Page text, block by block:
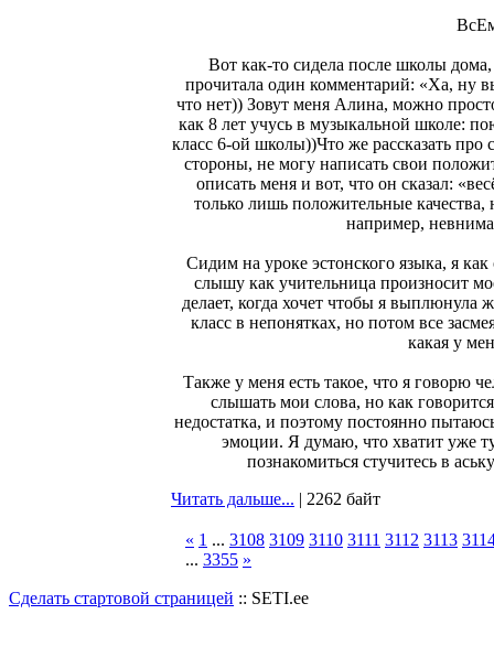
Вот как-то сидела после школы
прочитала один комментарий: «Ха, ну
что нет)) Зовут меня Алина, можно
как 8 лет учусь в музыкальной школе:
класс 6-ой школы))Что же рассказать про
стороны, не могу написать свои
описать меня и вот, что он сказал:
только лишь положительные качества,
например,
Сидим на уроке эстонского языка, я
слышу как учительница произносит
делает, когда хочет чтобы я
класс в непонятках, но потом все
какая у
Также у меня есть такое, что я говорю
слышать мои слова, но как
недостатка, и поэтому постоянно
эмоции. Я думаю, что хватит уже
познакомиться стучитесь в
Читать дальше... | 2262 байт
« 1 ... 3108 3109 3110 3111 3112 3113
... 3355 »
Сделать стартовой страницей :: SETI.ee